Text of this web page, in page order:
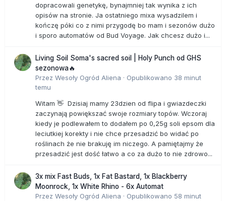
dopracowali genetykę, bynajmniej tak wynika z ich
opisów na stronie. Ja ostatniego mixa wysadzilem i
kończę póki co z nimi przygodę bo mam i sezonów dużo
i sporo automatów od Bud Voyage. Jak chcesz dużo i...
Living Soil Soma's sacred soil | Holy Punch od GHS
sezonowa🔥
Przez Wesoły Ogród Aliena · Opublikowano 38 minut
temu
Witam 👋 Dzisiaj mamy 23dzien od flipa i gwiazdeczki
zaczynają powiększać swoje rozmiary topów. Wczoraj
kiedy je podlewałem to dodałem po 0,25g soli epsom dla
leciutkiej korekty i nie chce przesadzić bo widać po
roślinach że nie brakuję im niczego. A pamiętajmy że
przesadzić jest dość łatwo a co za dużo to nie zdrowo...
3x mix Fast Buds, 1x Fat Bastard, 1x Blackberry
Moonrock, 1x White Rhino - 6x Automat
Przez Wesoły Ogród Aliena · Opublikowano 58 minut